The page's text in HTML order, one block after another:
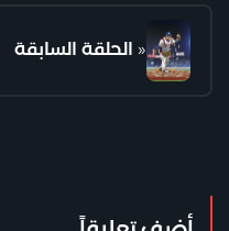
« الحلقة السابقة